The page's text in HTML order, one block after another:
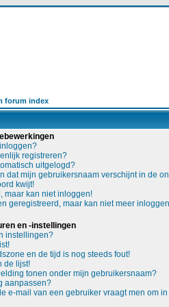
forum index
registreren?
uitgelogd?
dat mijn gebruikersnaam verschijnt in de
kwijt!
maar kan niet inloggen!
geregistreerd, maar kan niet meer
en -instellingen
instellingen?
en de tijd is nog steeds fout!
de lijst!
tonen onder mijn gebruikersnaam?
aanpassen?
e-mail van een gebruiker vraagt men om